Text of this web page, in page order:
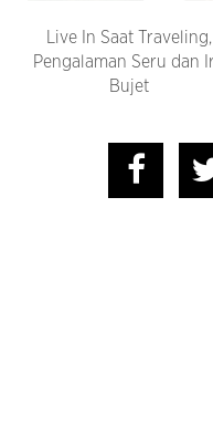
Live In Saat Traveling,
Pengalaman Seru dan
Bujet